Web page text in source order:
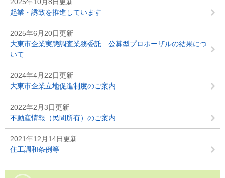
起業・誘致を推進しています
2025年6月20日更新
大東市企業実態調査業務委託 公募型プロポーザルの結果につ
いて
2024年4月22日更新
大東市企業立地促進制度のご案内
2022年2月3日更新
不動産情報（民間所有）のご案内
2021年12月14日更新
住工調和条例等